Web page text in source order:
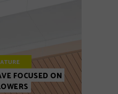
FOCUSED ON